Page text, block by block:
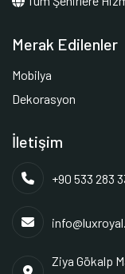
Merak Edilenler
Mobilya
Dekorasyon
İletişim
+90 533 283
Ziya Gökalp